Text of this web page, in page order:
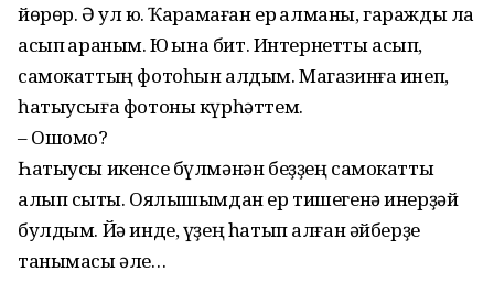
йөрөр. Ә ул юҡ. Ҡарамаған ер ҡалманы, гаражды ла
асып ҡараным. Юҡ ҡына бит. Интернетты асып,
самокаттың фотоһын алдым. Магазинға инеп,
һатыусыға фотоны күрһәттем.
– Ошомо?
Һатыусы икенсе бүлмәнән беҙҙең самокатты
алып сыҡты. Оялышымдан ер тишегенә инерҙәй
булдым. Йә инде, үҙең һатып алған әйберҙе
танымасы әле…